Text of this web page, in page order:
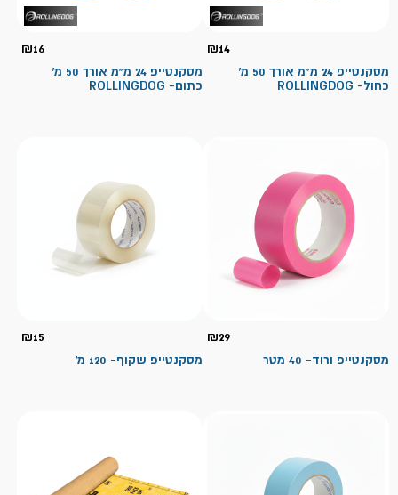
₪14
מסקנטייפ 24 מ"מ אורך 50 מ'
כחול- ROLLINGDOG
₪16
מסקנטייפ 24 מ"מ אורך 50 מ'
כתום- ROLLINGDOG
₪29
מסקנטייפ ורוד- 40 מטר
₪15
מסקנטייפ שקוף- 120 מ'